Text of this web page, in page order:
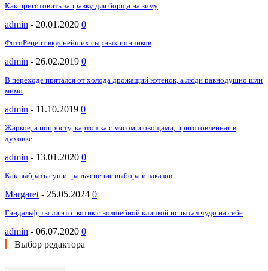
Как приготовить заправку для борща на зиму
admin - 20.01.2020 0
ФотоРецепт вкуснейших сырных пончиков
admin - 26.02.2019 0
В переходе прятался от холода дрожащий котенок, а люди равнодушно шли
мимо
admin - 11.10.2019 0
Жаркое, а попросту, картошка с мясом и овощами, приготовленная в
духовке
admin - 13.01.2020 0
Как выбрать суши: разъяснение выбора и заказов
Margaret - 25.05.2024 0
Гэндальф, ты ли это: котик с волшебной кличкой испытал чудо на себе
admin - 06.07.2020 0
Выбор редактора